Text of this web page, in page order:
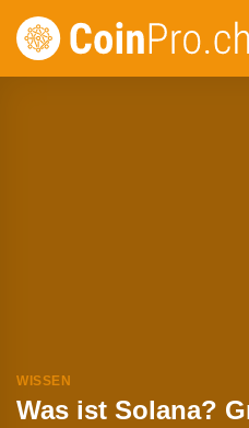
Zum
Inhalt
WISSEN
Was ist Solana?